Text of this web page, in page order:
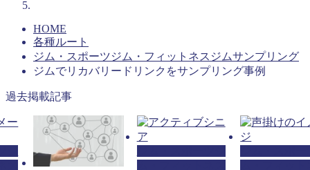
HOME
各種ルート
ジム・スポーツジム・フィットネスジムサンプリング
ジムでリカバリードリンクをサンプリング事例
過去掲載記事